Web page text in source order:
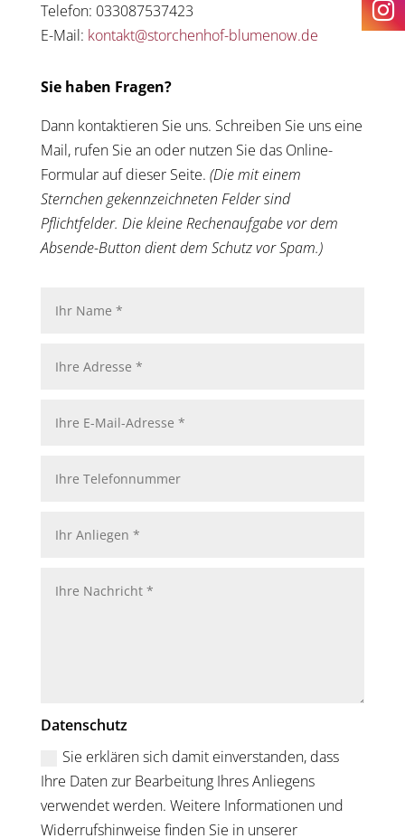
Telefon: 033087537423
E-Mail: kontakt@storchenhof-blumenow.de
Sie haben Fragen?
Dann kontaktieren Sie uns. Schreiben Sie uns eine
Mail, rufen Sie an oder nutzen Sie das Online-
Formular auf dieser Seite. (Die mit einem
Sternchen gekennzeichneten Felder sind
Pflichtfelder. Die kleine Rechenaufgabe vor dem
Absende-Button dient dem Schutz vor Spam.)
Datenschutz
Sie erklären sich damit einverstanden, dass
Ihre Daten zur Bearbeitung Ihres Anliegens
verwendet werden. Weitere Informationen und
Widerrufshinweise finden Sie in unserer